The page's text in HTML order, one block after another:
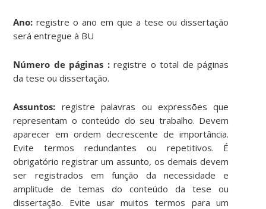
Ano: registre o ano em que a tese ou dissertação
será entregue à BU
Número de páginas :registre o total de páginas
da tese ou dissertação.
Assuntos: registre palavras ou expressões que
representam o conteúdo do seu trabalho. Devem
aparecer em ordem decrescente de importância.
Evite termos redundantes ou repetitivos. É
obrigatório registrar um assunto,os demais devem
ser registrados em função da necessidade e
amplitude de temas do conteúdo da tese ou
dissertação. Evite usar muitos termos para um